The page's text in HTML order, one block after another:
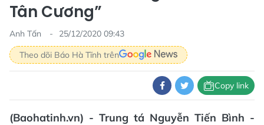
Tân Cương”
Anh Tấn
25/12/2020 09:43
Theo dõi Báo Hà Tĩnh trên
Copy link
(Baohatinh.vn) - Trung tá Nguyễn Tiến Bình -